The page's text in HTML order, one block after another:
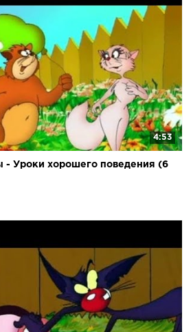
4:53
- Уроки хорошего поведения (6